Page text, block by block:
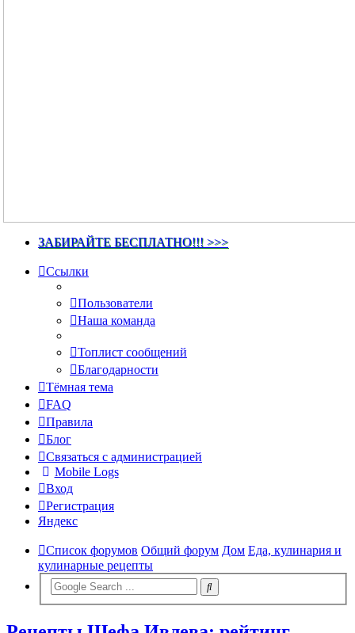
ЗАБИРАЙТЕ БЕСПЛАТНО!!! >>>
Ссылки
Пользователи
Наша команда
Топлист сообщений
Благодарности
Тёмная тема
FAQ
Правила
Блог
Связаться с администрацией
Mobile Logs
Вход
Регистрация
Яндекс
Список форумов Общий форум Дом Еда, кулинария и
кулинарные рецепты